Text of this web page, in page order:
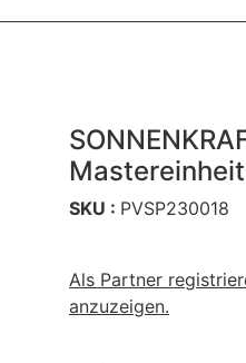
SKU : PVSP230018
Als Partner
anzuzeigen.